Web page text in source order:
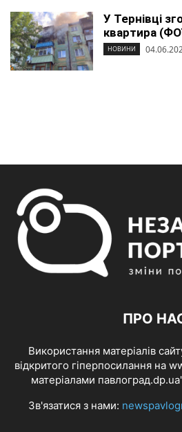
У Тернівці
квартира
НОВИНИ
ПРО
Використання матеріалів
відкритого гіперпосилання на
матеріалами
Зв'язатися з нами: